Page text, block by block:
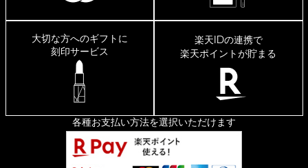
大切な方へのギフトに
刻印サービス
楽天IDの連携で
楽天ポイントが貯まる
各種お支払い方法を選択いただけます